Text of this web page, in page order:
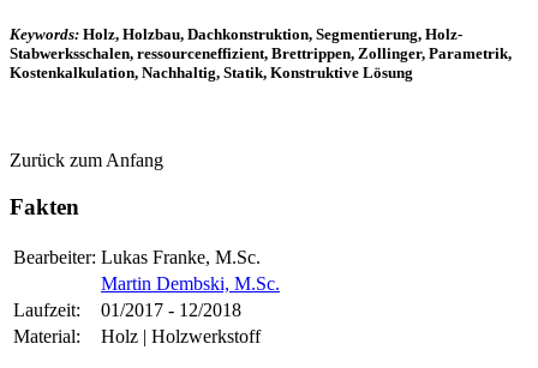
Keywords: Holz, Holzbau, Dachkonstruktion, Segmentierung, Holz-
Stabwerksschalen, ressourceneffizient, Brettrippen, Zollinger, Parametrik,
Kostenkalkulation, Nachhaltig, Statik, Konstruktive Lösung
Zurück zum Anfang
Fakten
Bearbeiter: Lukas Franke, M.Sc.
Martin Dembski, M.Sc.
Laufzeit:
01/2017 - 12/2018
Material:
Holz | Holzwerkstoff